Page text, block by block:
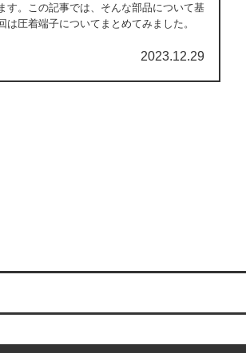
す。この記事では、そんな部品について基
圧着端子についてまとめてみました。
2023.12.29